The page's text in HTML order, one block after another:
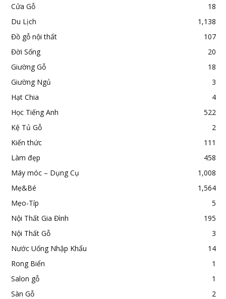
Cửa Gỗ
18
Du Lịch
1,138
Đồ gỗ nội thất
107
Đời Sống
20
Giường Gỗ
18
Giường Ngủ
3
Hạt Chia
4
Học Tiếng Anh
522
Kệ Tủ Gỗ
2
Kiến thức
111
Làm đẹp
458
Máy móc – Dụng Cụ
1,008
Mẹ&Bé
1,564
Mẹo-Típ
5
Nội Thất Gia Đình
195
Nội Thất Gỗ
3
Nước Uống Nhập Khẩu
14
Rong Biển
1
Salon gỗ
1
Sàn Gỗ
2